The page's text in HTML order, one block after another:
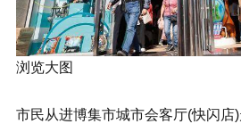
浏览大图
市民从进博集市城市会客厅(快闪店